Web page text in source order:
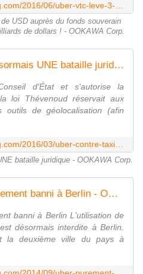
USD auprès du fonds souverain
de dollars ! - OOKAWA Corp.
UBER contre taxis : désormais UNE bataille juridique - OOKAWA Corp.
d'État et s'autorise la
loi Thévenoud réservait aux
de géolocalisation (afin
bataille juridique - OOKAWA Corp.
Uber purement et simplement banni à Berlin - OOKAWA Corp.
banni à Berlin L'utilisation de
désormais interdite à Berlin.
la deuxième ville du pays à